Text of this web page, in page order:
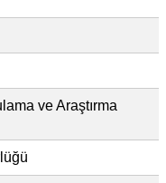
ve Araştırma